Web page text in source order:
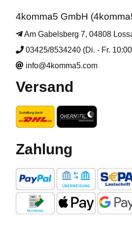
4komma5 GmbH
Am Gabelsberg 7, 04808
03425/8534240 (Di. - Fr.
info@4komma5.com
Versand
Zahlung